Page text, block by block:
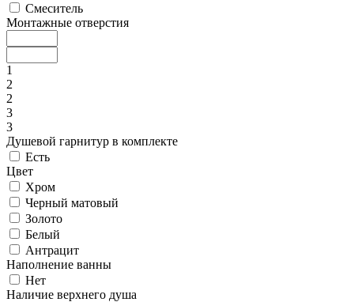
Смеситель
Монтажные отверстия
1
2
2
3
3
Душевой гарнитур в комплекте
Есть
Цвет
Хром
Черный матовый
Золото
Белый
Антрацит
Наполнение ванны
Нет
Наличие верхнего душа